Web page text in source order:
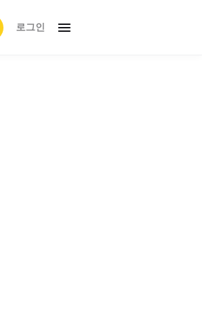
로그인